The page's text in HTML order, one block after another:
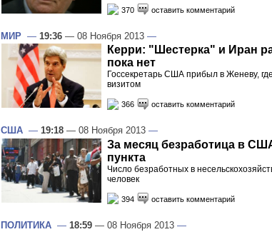
370 оставить комментарий
МИР — 19:36 — 08 Ноября 2013 —
Керри: "Шестерка" и Иран
пока нет
Госсекретарь США прибыл в Женеву,
визитом
366 оставить комментарий
США — 19:18 — 08 Ноября 2013 —
За месяц безработица в
пункта
Число безработных в
человек
394 оставить комментарий
ПОЛИТИКА — 18:59 — 08 Ноября 2013 —